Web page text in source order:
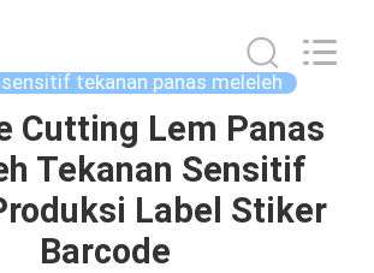
tekanan panas meleleh
Cutting Lem Panas
Tekanan Sensitif
Label Stiker
Barcode